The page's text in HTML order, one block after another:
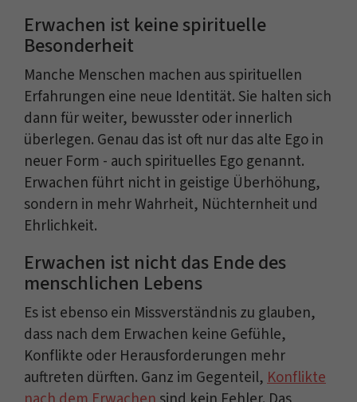
Erwachen ist keine spirituelle
Besonderheit
Manche Menschen machen aus spirituellen
Erfahrungen eine neue Identität. Sie halten sich
dann für weiter, bewusster oder innerlich
überlegen. Genau das ist oft nur das alte Ego in
neuer Form - auch spirituelles Ego genannt.
Erwachen führt nicht in geistige Überhöhung,
sondern in mehr Wahrheit, Nüchternheit und
Ehrlichkeit.
Erwachen ist nicht das Ende des
menschlichen Lebens
Es ist ebenso ein Missverständnis zu glauben,
dass nach dem Erwachen keine Gefühle,
Konflikte oder Herausforderungen mehr
auftreten dürften. Ganz im Gegenteil,Konflikte